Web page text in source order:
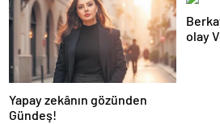
Yapay zekânın gözünden
Gündeş!
olay